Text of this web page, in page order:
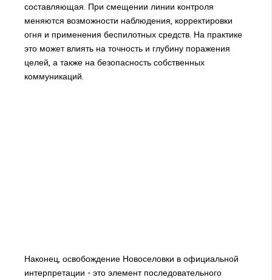
составляющая. При смещении линии контроля
меняются возможности наблюдения, корректировки
огня и применения беспилотных средств. На практике
это может влиять на точность и глубину поражения
целей, а также на безопасность собственных
коммуникаций.
Наконец, освобождение Новоселовки в официальной
интерпретации - это элемент последовательного